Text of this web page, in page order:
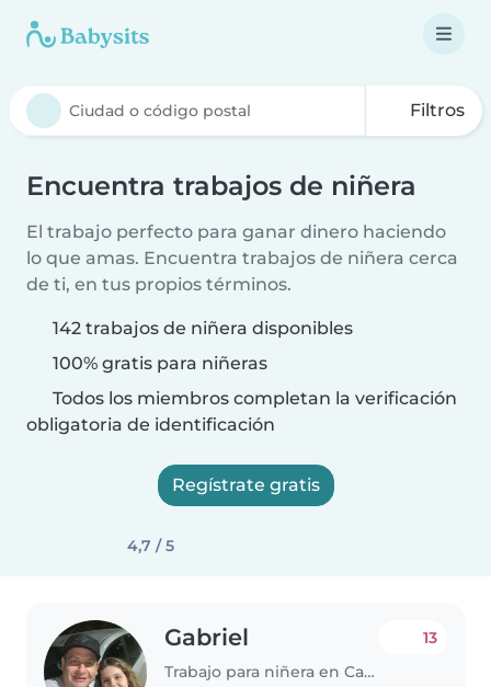
Filtros
Encuentra trabajos de niñera
El trabajo perfecto para ganar dinero haciendo
lo que amas. Encuentra trabajos de niñera cerca
de ti, en tus propios términos.
142 trabajos de niñera disponibles
100% gratis para niñeras
Todos los miembros completan la verificación
obligatoria de identificación
Regístrate gratis
4,7 / 5
Gabriel
Trabajo para niñera en Caracas
13